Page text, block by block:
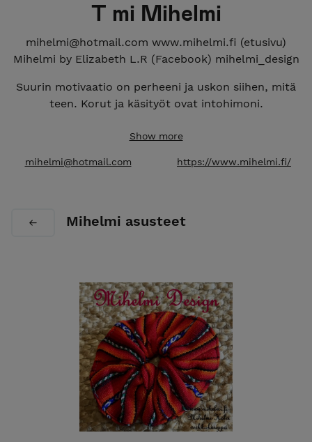
T mi Mihelmi
mihelmi@hotmail.com www.mihelmi.fi (etusivu)
Mihelmi by Elizabeth L.R (Facebook) mihelmi_design
Suurin motivaatio on perheeni ja uskon siihen, mitä
teen. Korut ja käsityöt ovat intohimoni.
Tavoiteta on tarjota laadukkaita tuotteita,
kaikille uteliaille ihmisille tässä kiehtovassa
Valitsen vain laadukkaita lajikkeita ja värejä, jotka
Mihelmi tuotteet edustavat orgaanista luonnon
kauneutta ja ennen kaikkea, niitä saa erittäin
edulliseen hintaan. Tiedän kokemuksesta, mitä
asiakas tarvitsee ja vaatii saadakseen laadukkaita
koruja. Projectin tuloksena on kaunis ja
ainutlaatuinen tuote.
Tietoisena kasvavasta ekologisen muodin
kiinnostuksesta ja kysynnästä, valmistan ekologisesti
Show more
mihelmi@hotmail.com https://www.mihelmi.fi/
Mihelmi asusteet